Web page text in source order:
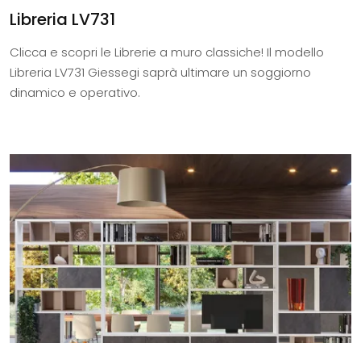
Libreria LV731
Clicca e scopri le Librerie a muro classiche! Il modello
Libreria LV731 Giessegi saprà ultimare un soggiorno
dinamico e operativo.